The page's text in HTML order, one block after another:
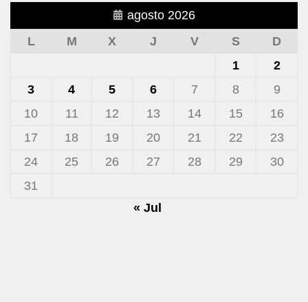
agosto 2026
L
M X J V S
D
1
2
3
4 5 6 7 8
9
10
11 12 13 14 15
16
17
18 19 20 21 22
23
24
25 26 27 28 29
30
31
« Jul